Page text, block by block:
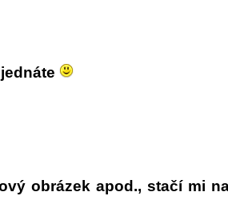
obrázek apod., stačí mi